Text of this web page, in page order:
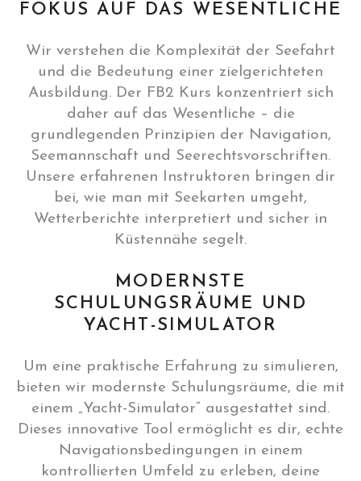
FOKUS AUF DAS WESENTLICHE
Wir verstehen die Komplexität der Seefahrt
und die Bedeutung einer zielgerichteten
Ausbildung. Der FB2 Kurs konzentriert sich
daher auf das Wesentliche – die
grundlegenden Prinzipien der Navigation,
Seemannschaft und Seerechtsvorschriften.
Unsere erfahrenen Instruktoren bringen dir
bei, wie man mit Seekarten umgeht,
Wetterberichte interpretiert und sicher in
Küstennähe segelt.
MODERNSTE
SCHULUNGSRÄUME UND
YACHT-SIMULATOR
Um eine praktische Erfahrung zu simulieren,
bieten wir modernste Schulungsräume, die mit
einem „Yacht-Simulator“ ausgestattet sind.
Dieses innovative Tool ermöglicht es dir, echte
Navigationsbedingungen in einem
kontrollierten Umfeld zu erleben, deine